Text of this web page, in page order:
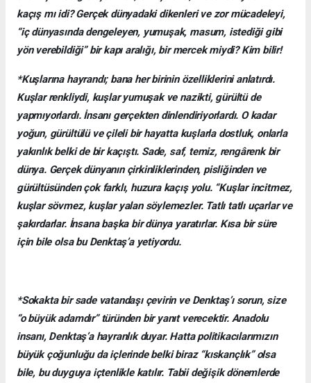
kaçış mı idi? Gerçek dünyadaki dikenleri ve zor mücadeleyi,
“iç dünyasında dengeleyen, yumuşak, masum, istediği gibi
yön verebildiği” bir kapı aralığı, bir mercek miydi? Kim bilir!
*Kuşlarına hayrandı; bana her birinin özelliklerini anlatırdı.
Kuşlar renkliydi, kuşlar yumuşak ve nazikti, gürültü de
yapmıyorlardı. İnsanı gerçekten dinlendiriyorlardı. O kadar
yoğun, gürültülü ve çileli bir hayatta kuşlarla dostluk, onlarla
yakınlık belki de bir kaçıştı. Sade, saf, temiz, rengârenk bir
dünya. Gerçek dünyanın çirkinliklerinden, pisliğinden ve
gürültüsünden çok farklı, huzura kaçış yolu. “Kuşlar incitmez,
kuşlar sövmez, kuşlar yalan söylemezler. Tatlı tatlı uçarlar ve
şakırdarlar. İnsana başka bir dünya yaratırlar. Kısa bir süre
için bile olsa bu Denktaş’a yetiyordu.
*Sokakta bir sade vatandaşı çevirin ve Denktaş’ı sorun, size
“o büyük adamdır” türünden bir yanıt verecektir. Anadolu
insanı, Denktaş’a hayranlık duyar. Hatta politikacılarımızın
büyük çoğunluğu da içlerinde belki biraz “kıskançlık” olsa
bile, bu duyguya içtenlikle katılır. Tabii değişik dönemlerde